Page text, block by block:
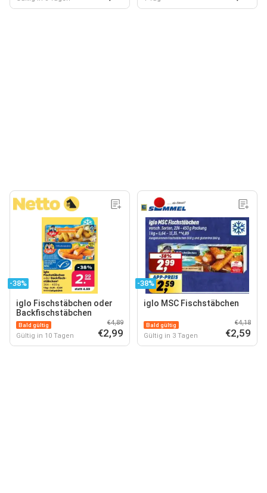
-38%
iglo Fischstäbchen oder
Backfischstäbchen
Bald gültig
Gültig in 10 Tagen
€4,89
€2,99
-38%
iglo MSC Fischstäbchen
Bald gültig
Gültig in 3 Tagen
€4,18
€2,59